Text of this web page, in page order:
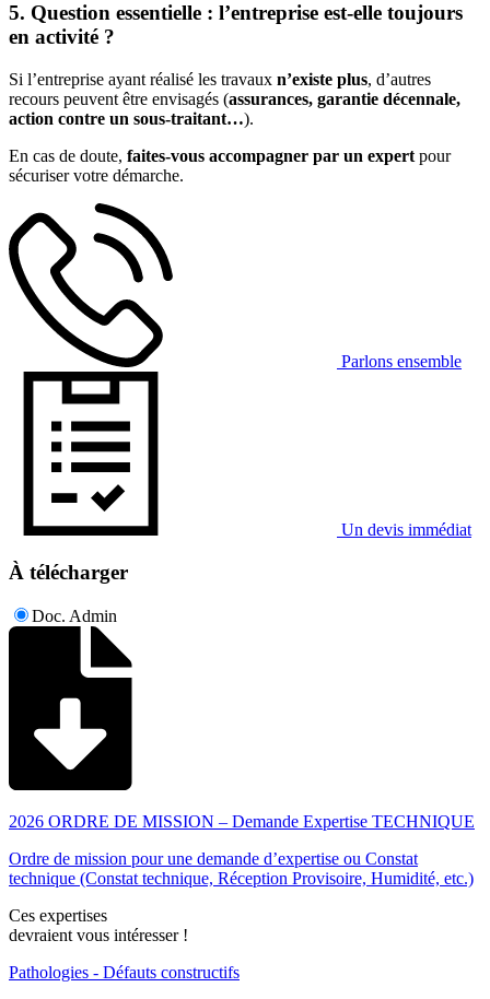
5. Question essentielle : l’entreprise est-elle toujours
en activité ?
Si l’entreprise ayant réalisé les travaux n’existe plus, d’autres
recours peuvent être envisagés (assurances, garantie décennale,
action contre un sous-traitant…).
En cas de doute, faites-vous accompagner par un expert pour
sécuriser votre démarche.
Parlons ensemble
Un devis immédiat
À télécharger
Doc. Admin
2026 ORDRE DE MISSION – Demande Expertise TECHNIQUE
Ordre de mission pour une demande d’expertise ou Constat
technique (Constat technique, Réception Provisoire, Humidité, etc.)
Ces expertises
devraient vous intéresser !
Pathologies - Défauts constructifs